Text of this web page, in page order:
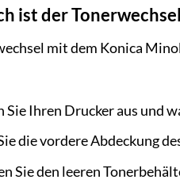
ist der Tonerwechsel
mit dem Konica
Sie Ihren Drucker aus und
die vordere Abdeckung
Sie den leeren